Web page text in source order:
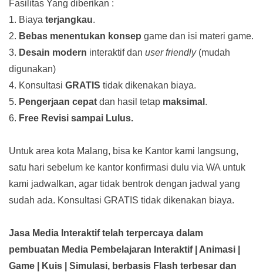
Fasilitas Yang diberikan :
1. Biaya terjangkau.
2. Bebas menentukan konsep game dan isi materi game.
3. Desain modern interaktif dan user friendly(mudah
digunakan)
4. Konsultasi GRATIS tidak dikenakan biaya.
5. Pengerjaan cepat dan hasil tetap maksimal .
6. Free Revisi sampai Lulus.
Untuk area kota Malang, bisa ke Kantor kami langsung,
satu hari sebelum ke kantor konfirmasi dulu via WA untuk
kami jadwalkan, agar tidak bentrok dengan jadwal yang
sudah ada. Konsultasi GRATIS tidak dikenakan biaya.
Jasa Media Interaktif telah terpercaya dalam
pembuatan Media Pembelajaran Interaktif| Animasi |
Game | Kuis | Simulasi, berbasis Flash terbesar dan